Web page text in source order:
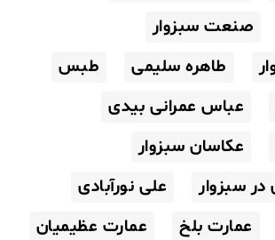
صنعت سبزوار
طاهره سلیمی
طبس
عباس عمرانی بیدی
عکاسان سبزوار
در سبزوار
علی نورآبادی
عمارت بلخ
عمارت عظیمیان